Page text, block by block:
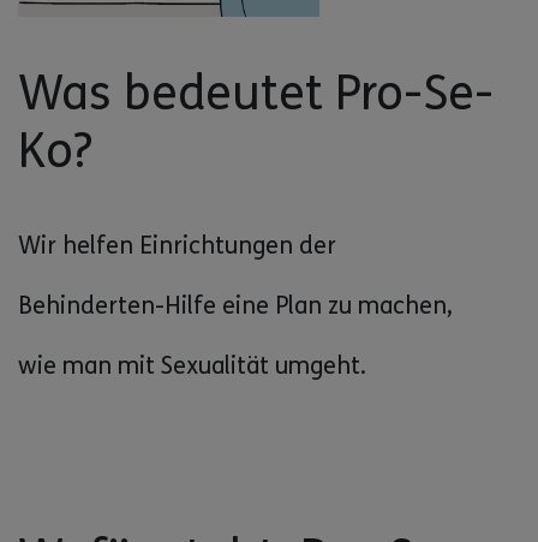
Was bedeutet Pro-Se-
Ko?
Wir helfen Einrichtungen der
Behinderten-Hilfe eine Plan zu machen,
wie man mit Sexualität umgeht.